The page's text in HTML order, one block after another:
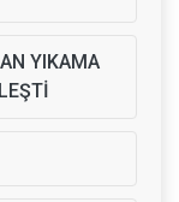
YIKAMA